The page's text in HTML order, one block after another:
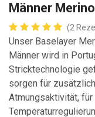
Männer
(2
Unser Baselayer
Männer wird in
Stricktechnologie
sorgen für
Atmungsaktivität,